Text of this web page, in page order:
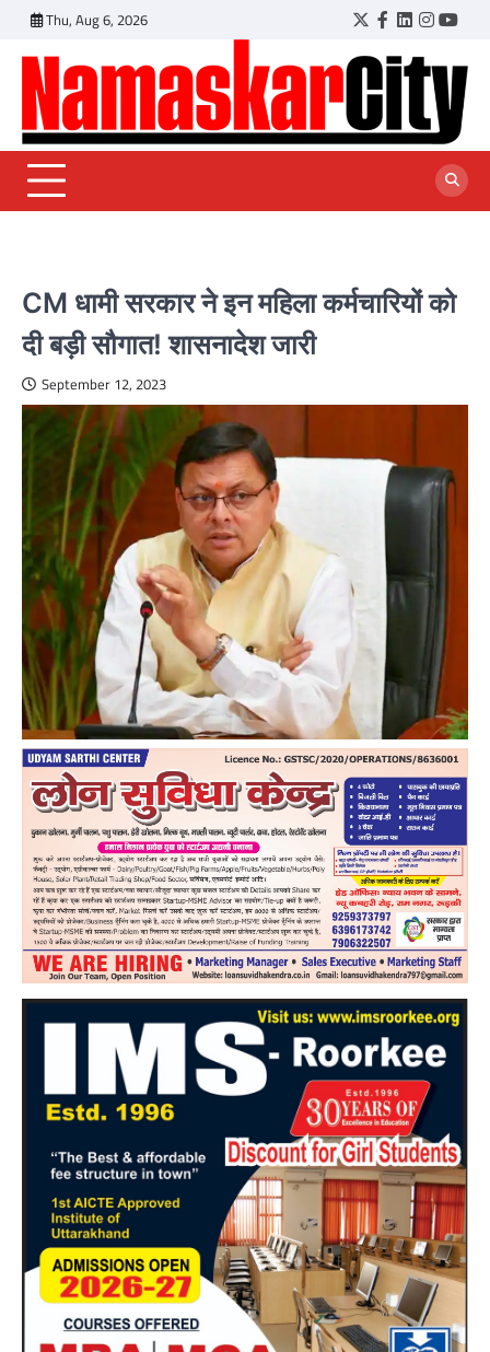
content
Thu, Aug 6, 2026 Twitter
Facebook
LinkedIn
CM धामी सरकार ने इन महिला कर्मचारियों को
दी बड़ी सौगात! शासनादेश जारी
September 12, 2023